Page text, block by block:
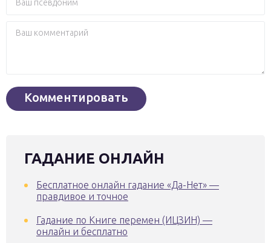
ГАДАНИЕ ОНЛАЙН
Бесплатное онлайн гадание «Да-Нет» —
правдивое и точное
Гадание по Книге перемен (ИЦЗИН) —
онлайн и бесплатно